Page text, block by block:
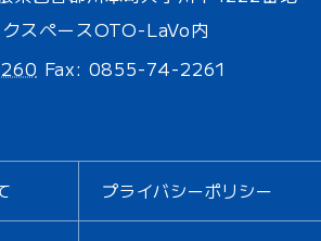
スペースOTO-LaVo内
Fax: 0855-74-2261
プライバシーポリシー